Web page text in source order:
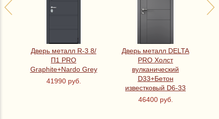
Дверь металл R-3 8/
П1 PRO
Graphite+Nardo Grey
41990 руб.
Дверь металл DELTA
PRO Холст
вулканический
D33+Бетон
известковый D6-33
46400 руб.